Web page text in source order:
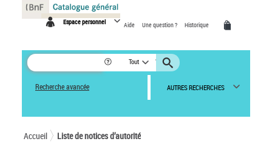
Espace personnel Aide Une question ? Historique
Tout
Recherche avancée AUTRES RECHERCHES
Accueil Liste de notices d’autorité
Panneau de gestion des cookies